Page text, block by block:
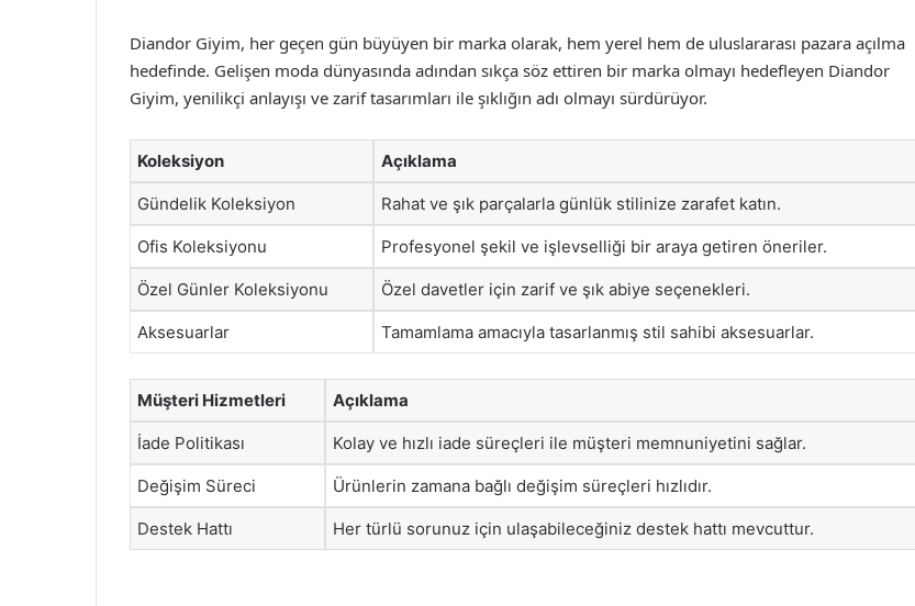
Diandor Giyim, her geçen gün büyüyen bir marka olarak, hem yerel hem de uluslararası pazara açılma
hedefinde. Gelişen moda dünyasında adından sıkça söz ettiren bir marka olmayı hedefleyen Diandor
Giyim, yenilikçi anlayışı ve zarif tasarımları ile şıklığın adı olmayı sürdürüyor.
Koleksiyon Açıklama
Gündelik Koleksiyon Rahat ve şık parçalarla günlük stilinize zarafet katın.
Ofis Koleksiyonu Profesyonel şekil ve işlevselliği bir araya getiren öneriler.
Özel Günler Koleksiyonu Özel davetler için zarif ve şık abiye seçenekleri.
Aksesuarlar Tamamlama amacıyla tasarlanmış stil sahibi aksesuarlar.
Müşteri Hizmetleri Açıklama
İade Politikası Kolay ve hızlı iade süreçleri ile müşteri memnuniyetini sağlar.
Değişim Süreci Ürünlerin zamana bağlı değişim süreçleri hızlıdır.
Destek Hattı Her türlü sorunuz için ulaşabileceğiniz destek hattı mevcuttur.